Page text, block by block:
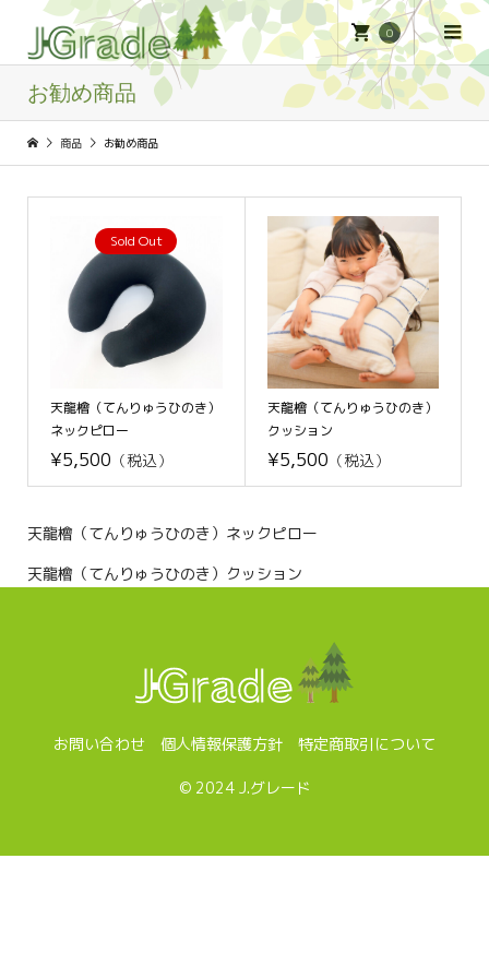
0
お勧め商品
商品 お勧め商品
Sold Out
天龍檜（てんりゅうひのき）
ネックピロー
¥5,500 （税込）
天龍檜（てんりゅうひのき）
クッション
¥5,500 （税込）
天龍檜（てんりゅうひのき）ネックピロー
天龍檜（てんりゅうひのき）クッション
お問い合わせ 個人情報保護方針 特定商取引について
© 2024 J.グレード